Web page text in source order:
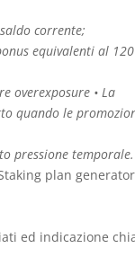
corrente;
equivalenti al
overexposure • La
quando le
pressione temporale.
plan
ed indicazione